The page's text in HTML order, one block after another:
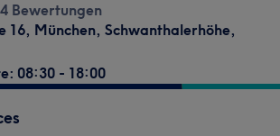
Bewertungen
16, München, Schwanthalerhöhe,
08:30 - 18:00